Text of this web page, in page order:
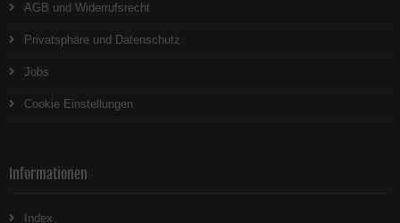
AGB und Widerrufsrecht
Privatsphäre und Datenschutz
Jobs
Cookie Einstellungen
Informationen
Index